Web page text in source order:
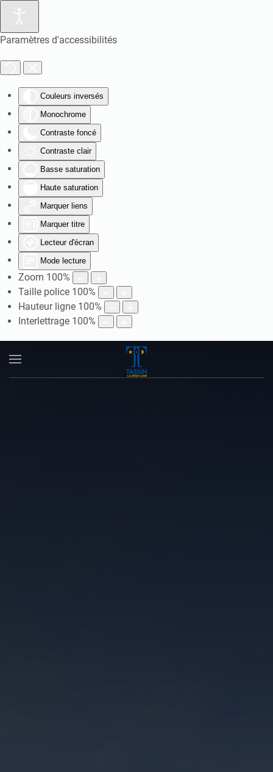
Paramètres d'accessibilités
Couleurs inversés
Monochrome
Contraste foncé
Contraste clair
Basse saturation
Haute saturation
Marquer liens
Marquer titre
Lecteur d'écran
Mode lecture
Zoom 100%
Taille police 100%
Hauteur ligne 100%
Interlettrage 100%